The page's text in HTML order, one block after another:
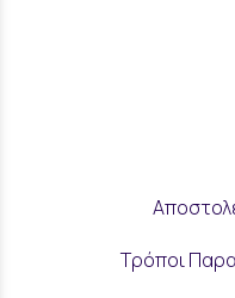
Τρόποι